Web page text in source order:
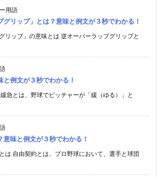
用語
グリップ」とは？意味と例文が３秒でわかる！
リップ」の意味とは 逆オーバーラップグリップと
と例文が３秒でわかる！
緩急とは、野球でピッチャーが「緩（ゆる）」と
意味と例文が３秒でわかる！
は 自由契約とは、プロ野球において、選手と球団